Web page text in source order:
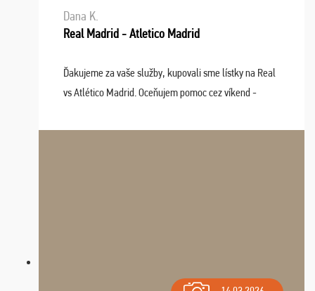
Dana K.
Real Madrid - Atletico Madrid
Ďakujeme za vaše služby, kupovali sme lístky na Real
vs Atlético Madrid. Oceňujem pomoc cez víkend -
spokojnosti. Sedenie bolo dobré, štadión Barnabéu ...